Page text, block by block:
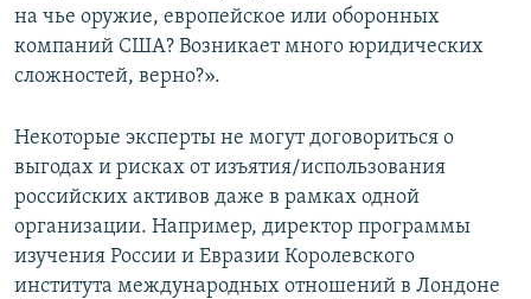
на чье оружие, европейское или оборонных
компаний США? Возникает много юридических
сложностей, верно?».
Некоторые эксперты не могут договориться о
выгодах и рисках от изъятия/использования
российских активов даже в рамках одной
организации. Например, директор программы
изучения России и Евразии Королевского
института международных отношений в Лондоне